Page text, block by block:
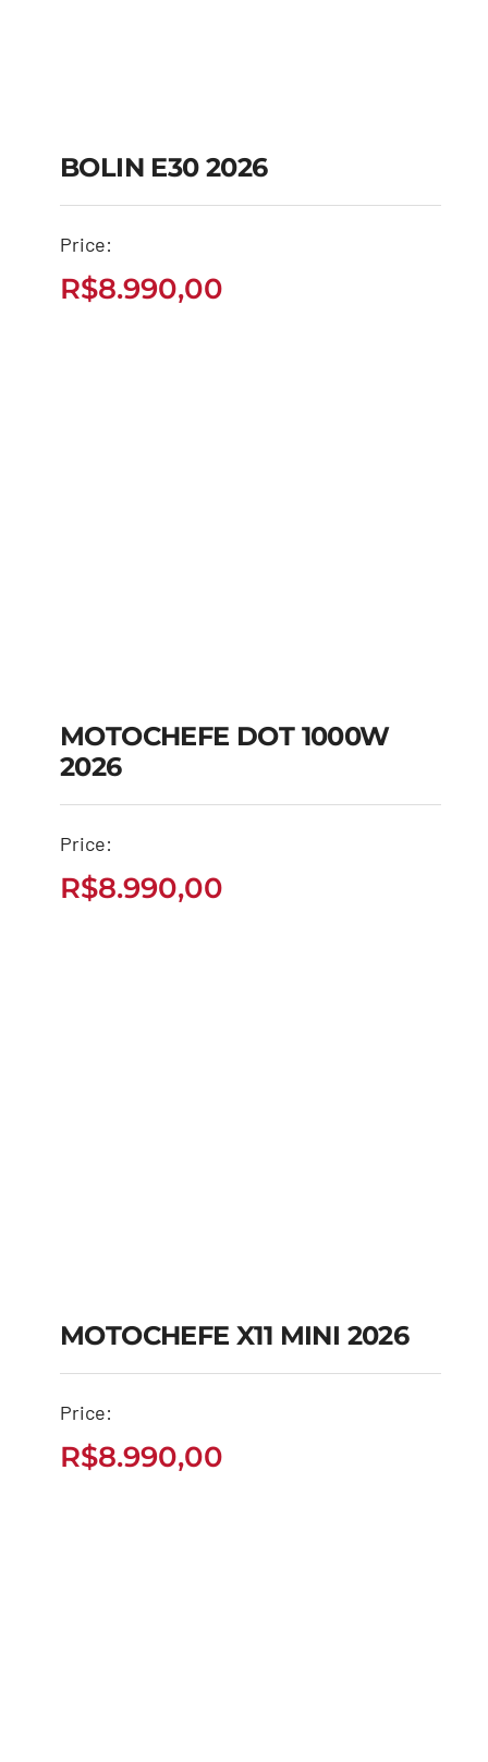
R$8.990,00
BOLIN E30 2026
Price:
R$8.990,00
MOTOCHEFE DOT
R$8.990,00
MOTOCHEFE DOT 1000W
2026
Price:
R$8.990,00
MOTOCHEFE X11 MINI
2026
MOTOCHEFE X11 MINI 2026
Price:
R$8.990,00